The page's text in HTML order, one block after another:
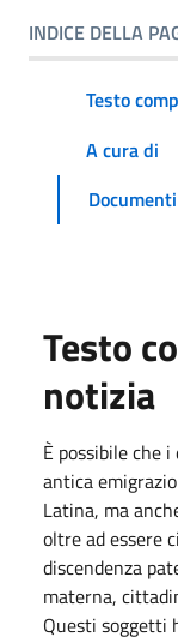
INDICE DELLA
Testo
A cura di
Testo
notizia
È possibile che
antica
Latina, ma
oltre ad essere
discendenza
materna,
Questi soggetti